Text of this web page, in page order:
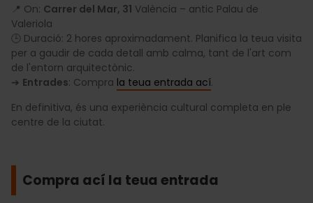
📍 On: Carrer del Mar, 31 València – antic Palau de
Valeriola
🕒 Duració: 2 hores aproximadament. Planifica la teua visita
per a gaudir de cada detall amb calma, tant de l'art com
de l'entorn arquitectònic.
➔ Entrades: Compra la teua entrada ací.
En definitiva, és una experiència cultural completa en ple
centre de la ciutat.
Compra ací la teua entrada